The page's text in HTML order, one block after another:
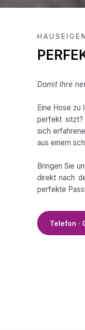
Damit Ihre
Eine Hose zu
perfekt sitzt?
sich
aus einem
Bringen Sie
direkt nach
perfekte
Telefon ·